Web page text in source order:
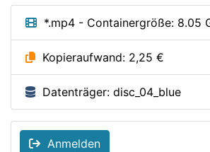
*.mp4 - Containergröße: 8.05
Kopieraufwand: 2,25 €
Datenträger: disc_04_blue
Anmelden